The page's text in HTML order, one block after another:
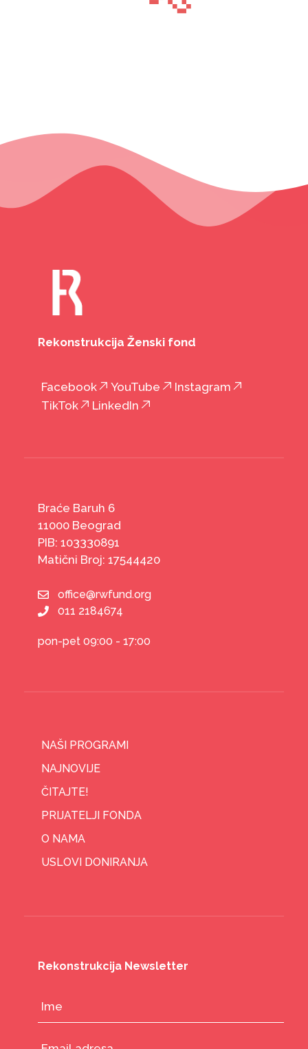
Rekonstrukcija Ženski fond
Facebook YouTube
Instagram
TikTok
LinkedIn
Braće Baruh 6
11000 Beograd
PIB: 103330891
Matični Broj: 17544420
office@rwfund.org
011 2184674
pon-pet 09:00 - 17:00
NAŠI PROGRAMI
NAJNOVIJE
ČITAJTE!
PRIJATELJI FONDA
O NAMA
USLOVI DONIRANJA
Rekonstrukcija Newsletter